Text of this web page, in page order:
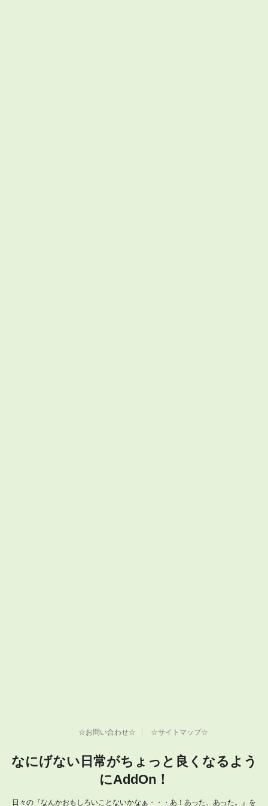
☆お問い合わせ☆ ☆サイトマップ☆
なにげない日常がちょっと良くなるよう
にAddOn！
日々の『なんかおもしろいことないかなぁ・・・あ！あった、あった。』を